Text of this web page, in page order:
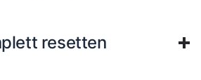
resetten